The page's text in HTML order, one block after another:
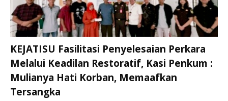
KEJATISU Fasilitasi Penyelesaian Perkara
Melalui Keadilan Restoratif, Kasi Penkum :
Mulianya Hati Korban, Memaafkan
Tersangka